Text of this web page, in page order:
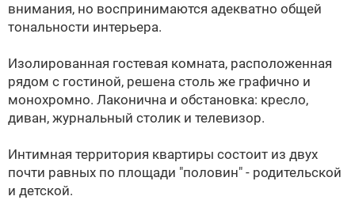
внимания, но воспринимаются адекватно общей
тональности интерьера.
Изолированная гостевая комната, расположенная
рядом с гостиной, решена столь же графично и
монохромно. Лаконична и обстановка: кресло,
диван, журнальный столик и телевизор.
Интимная территория квартиры состоит из двух
почти равных по площади "половин" - родительской
и детской.